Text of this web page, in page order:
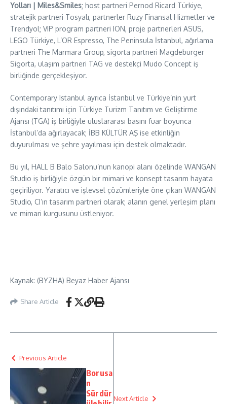
Yolları | Miles&Smiles; host partneri Pernod Ricard Türkiye,
stratejik partneri Tosyalı, partnerler Ruzy Finansal Hizmetler ve
Trendyol; VIP program partneri ION, proje partnerleri ASUS,
LEGO Türkiye, L’OR Espresso, The Peninsula İstanbul, ağırlama
partneri The Marmara Group, sigorta partneri Magdeburger
Sigorta, ulaşım partneri TAG ve destekçi Mudo Concept iş
birliğinde gerçekleşiyor.
Contemporary Istanbul ayrıca İstanbul ve Türkiye’nin yurt
dışındaki tanıtımı için Türkiye Turizm Tanıtım ve Geliştirme
Ajansı (TGA) iş birliğiyle uluslararası basını fuar boyunca
İstanbul’da ağırlayacak; İBB KÜLTÜR AŞ ise etkinliğin
duyurulması ve şehre yayılması için destek olmaktadır.
Bu yıl, HALL B Balo Salonu’nun kanopi alanı özelinde WANGAN
Studio iş birliğiyle özgün bir mimari ve konsept tasarım hayata
geçiriliyor. Yaratıcı ve işlevsel çözümleriyle öne çıkan WANGAN
Studio, CI’ın tasarım partneri olarak; alanın genel yerleşim planı
ve mimari kurgusunu üstleniyor.
Kaynak: (BYZHA) Beyaz Haber Ajansı
Share Article
Previous Article
Borusa
n
Sürdür Next Article